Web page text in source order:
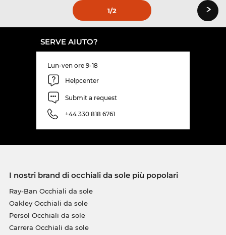
1/2 ›
SERVE AIUTO?
Lun-ven ore 9-18
Helpcenter
Submit a request
+44 330 818 6761
I nostri brand di occhiali da sole più popolari
Ray-Ban Occhiali da sole
Oakley Occhiali da sole
Persol Occhiali da sole
Carrera Occhiali da sole